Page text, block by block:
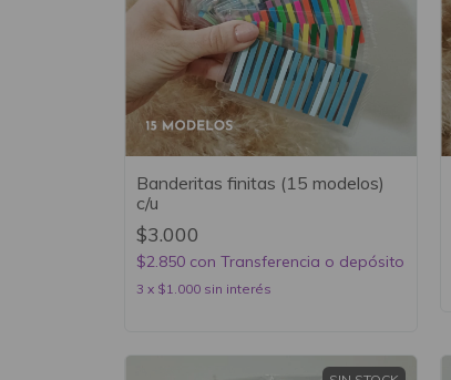
Banderitas finitas (15 modelos)
c/u
$3.000
$2.850 con Transferencia o depósito
3 x $1.000 sin interés